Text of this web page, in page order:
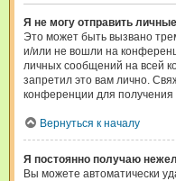
Я не могу отправить
Это может быть вызвано
и/или не вошли на
личных сообщений на всей
запретил это вам лично.
конференции для
Вернуться к началу
Я постоянно получаю
Вы можете автоматически